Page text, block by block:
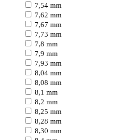
7,54 mm
7,62 mm
7,67 mm
7,73 mm
7,8 mm
7,9 mm
7,93 mm
8,04 mm
8,08 mm
8,1 mm
8,2 mm
8,25 mm
8,28 mm
8,30 mm